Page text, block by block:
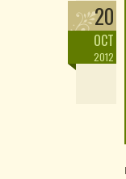
20
OCT
2012